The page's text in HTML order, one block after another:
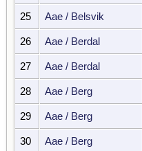
25 Aae / Belsvik
26 Aae / Berdal
27 Aae / Berdal
28 Aae / Berg
29 Aae / Berg
30 Aae / Berg